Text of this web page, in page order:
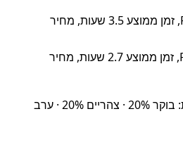
FlixBus (~95%), זמן ממוצע 3.5 שעות, מחיר
RegioJet (~5%), זמן ממוצע 2.7 שעות, מחיר
שעות יציאה פופולריות: בוקר 20% · צהריים 20% · ערב